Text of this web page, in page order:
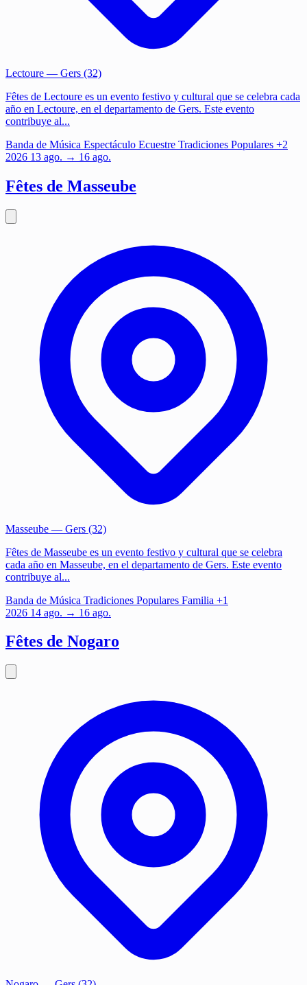
Lectoure — Gers (32)
Fêtes de Lectoure es un evento festivo y cultural que se celebra cada
año en Lectoure, en el departamento de Gers. Este evento
contribuye al...
Banda de Música Espectáculo Ecuestre Tradiciones Populares +2
2026 13 ago. → 16 ago.
Fêtes de Masseube
Masseube — Gers (32)
Fêtes de Masseube es un evento festivo y cultural que se celebra
cada año en Masseube, en el departamento de Gers. Este evento
contribuye al...
Banda de Música Tradiciones Populares Familia +1
2026 14 ago. → 16 ago.
Fêtes de Nogaro